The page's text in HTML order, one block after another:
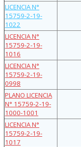
LICENCIA N°
15759-2-19-
1022
LICENCIA N°
15759-2-19-
1016
LICENCIA N°
15759-2-19-
0998
PLANO LICENCIA
N° 15759-2-19-
1000-1001
LICENCIA N°
15759-2-19-
1017